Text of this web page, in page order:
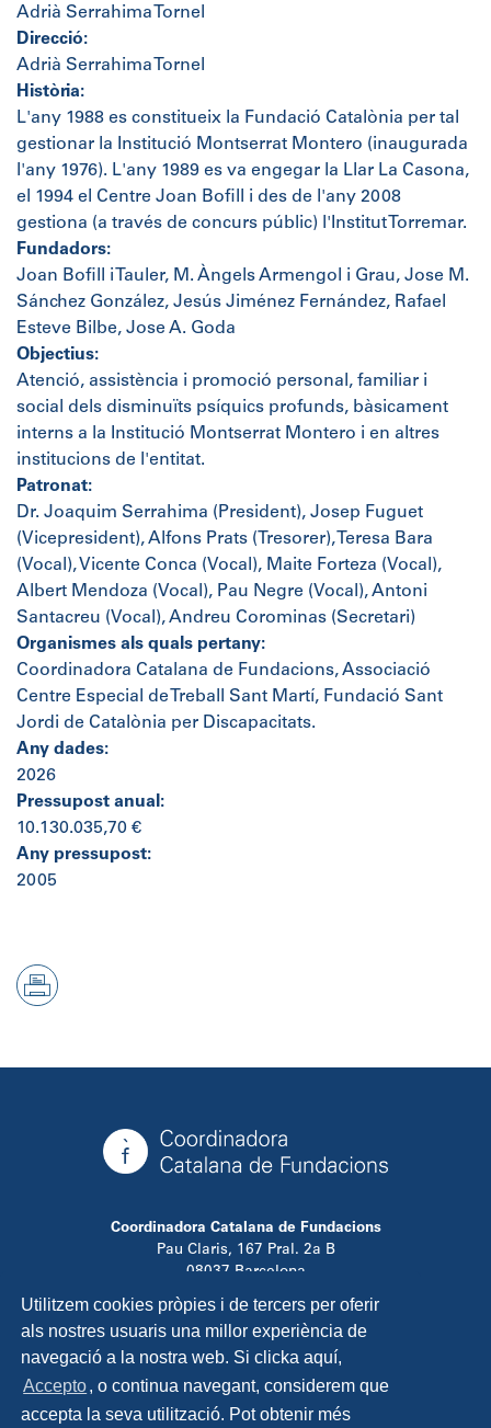
Utilitzem cookies pròpies i de tercers per oferir
als nostres usuaris una millor experiència de
navegació a la nostra web. Si clicka aquí,
Accepto, o continua navegant, considerem que
accepta la seva utilització. Pot obtenir més
Adrià Serrahima Tornel
Direcció:
Adrià Serrahima Tornel
Història:
L'any 1988 es constitueix la Fundació Catalònia per tal
gestionar la Institució Montserrat Montero (inaugurada
l'any 1976). L'any 1989 es va engegar la Llar La Casona,
el 1994 el Centre Joan Bofill i des de l'any 2008
gestiona (a través de concurs públic) l'Institut Torremar.
Fundadors:
Joan Bofill i Tauler, M. Àngels Armengol i Grau, Jose M.
Sánchez González, Jesús Jiménez Fernández, Rafael
Esteve Bilbe, Jose A. Goda
Objectius:
Atenció, assistència i promoció personal, familiar i
social dels disminuïts psíquics profunds, bàsicament
interns a la Institució Montserrat Montero i en altres
institucions de l'entitat.
Patronat:
Dr. Joaquim Serrahima (President), Josep Fuguet
(Vicepresident), Alfons Prats (Tresorer), Teresa Bara
(Vocal), Vicente Conca (Vocal), Maite Forteza (Vocal),
Albert Mendoza (Vocal), Pau Negre (Vocal), Antoni
Santacreu (Vocal), Andreu Corominas (Secretari)
Organismes als quals pertany:
Coordinadora Catalana de Fundacions, Associació
Centre Especial de Treball Sant Martí, Fundació Sant
Jordi de Catalònia per Discapacitats.
Any dades:
2026
Pressupost anual:
10.130.035,70 €
Any pressupost:
2005
Coordinadora Catalana de Fundacions
Pau Claris, 167 Pral. 2a B
08037 Barcelona
T. 934 881 480
info@ccfundacions.cat